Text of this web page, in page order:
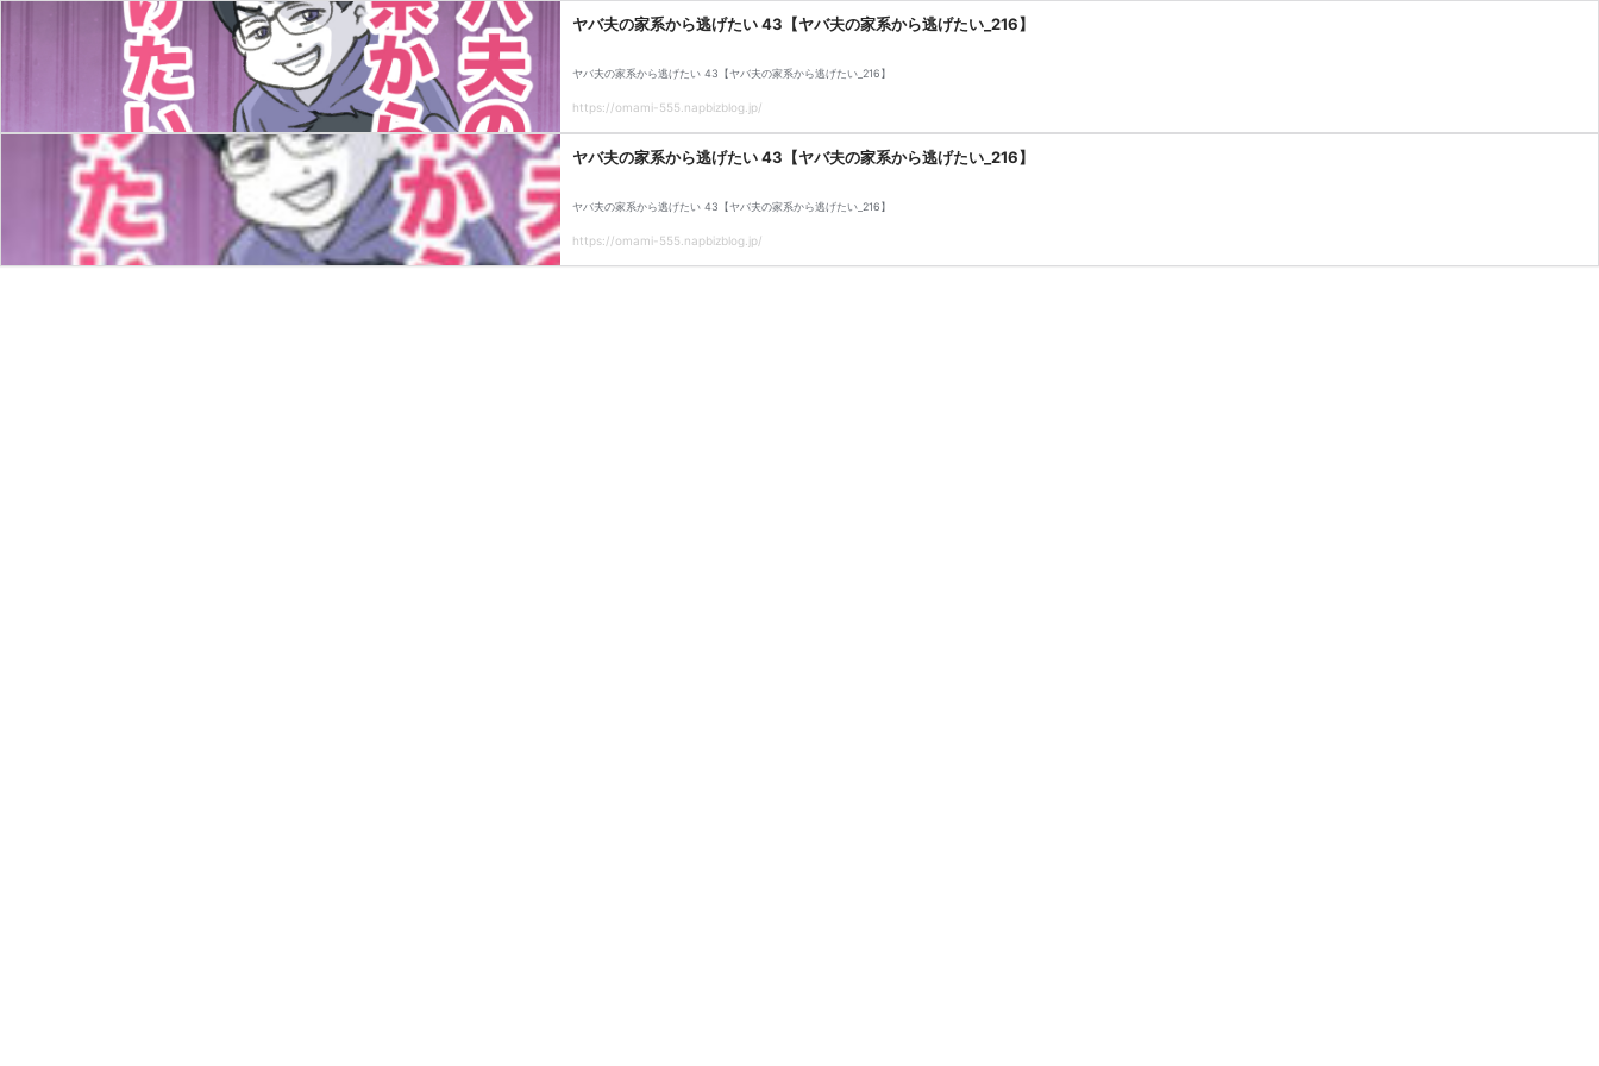
ヤバ夫の家系から逃げたい 43【ヤバ夫の家系から逃げたい_216】
ヤバ夫の家系から逃げたい 43【ヤバ夫の家系から逃げたい_216】
https://omami-555.napbizblog.jp/
ヤバ夫の家系から逃げたい 43【ヤバ夫の家系から逃げたい_216】
ヤバ夫の家系から逃げたい 43【ヤバ夫の家系から逃げたい_216】
https://omami-555.napbizblog.jp/